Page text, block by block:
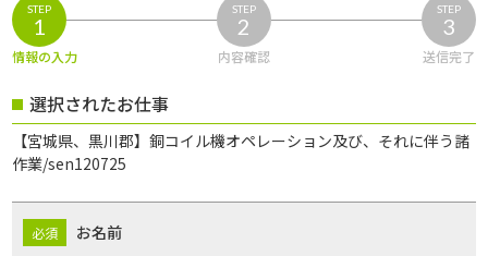
STEP
1
情報の入力
STEP
2
内容確認
STEP
3
送信完了
選択されたお仕事
【宮城県、黒川郡】銅コイル機オペレーション及び、それに伴う諸
作業/sen120725
お名前